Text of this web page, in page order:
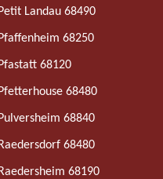
Landau 68490
68250
68120
68480
68840
68480
68190